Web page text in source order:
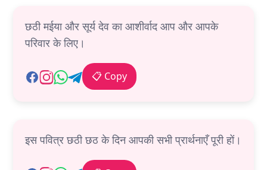
छठी मईया और सूर्य देव का आशीर्वाद आप और आपके
परिवार के लिए।
📋 Copy
इस पवित्र छठी छठ के दिन आपकी सभी प्रार्थनाएँ पूरी हों।